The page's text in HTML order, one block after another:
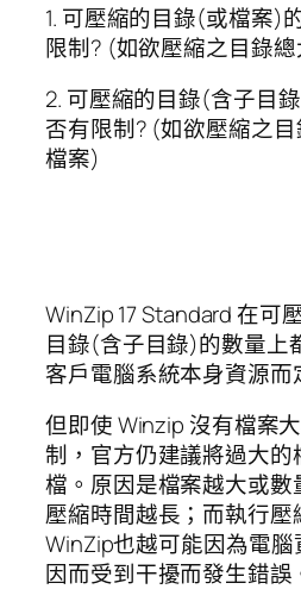
1. 可壓縮的目錄(或檔案)
限制? (如欲壓縮之目錄
2. 可壓縮的目錄(含子目
否有限制? (如欲壓縮之
檔案)
WinZip 17 Standard 在可
目錄(含子目錄)的數量上
客戶電腦系統本身資源而
但即使 Winzip 沒有檔案
制，官方仍建議將過大
檔。原因是檔案越大或
壓縮時間越長；而執行
WinZip也越可能因為電
因而受到干擾而發生錯誤